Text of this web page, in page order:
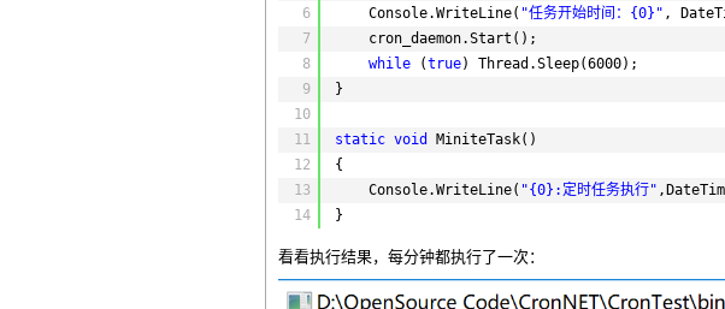
6
7
8
9
10
11
12
13
14
Console.WriteLine( "任务开始时间：{0}" ,
cron_daemon.Start();
while
(true) Thread.Sleep(6000);
}
static void
MiniteTask()
{
Console.WriteLine( "{0}:定时任务执行"
}
看看执行结果，每分钟都执行了一次：